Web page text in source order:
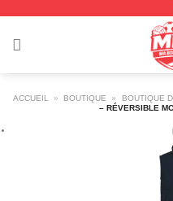
contenu
ACCUEIL » BOUTIQUE » BOUTIQUE
– RÉVERSIBLE